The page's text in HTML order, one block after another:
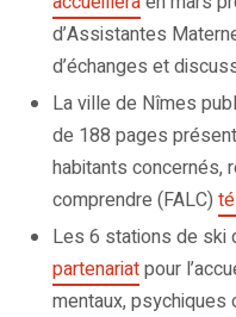
d’Assistantes
d’échanges et
La ville de Nîmes
de 188 pages
habitants concernés,
comprendre (FALC)
Les 6 stations de ski
partenariatpour
mentaux, psychiques